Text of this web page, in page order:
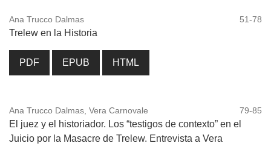
Ana Trucco Dalmas 51-78
Trelew en la Historia
PDF EPUB HTML
Ana Trucco Dalmas, Vera Carnovale 79-85
El juez y el historiador. Los “testigos de contexto” en el
Juicio por la Masacre de Trelew. Entrevista a Vera